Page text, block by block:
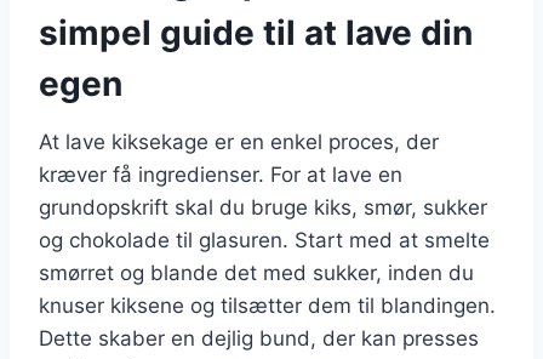
simpel guide til at lave din
egen
At lave kiksekage er en enkel proces, der
kræver få ingredienser. For at lave en
grundopskrift skal du bruge kiks, smør, sukker
og chokolade til glasuren. Start med at smelte
smørret og blande det med sukker, inden du
knuser kiksene og tilsætter dem til blandingen.
Dette skaber en dejlig bund, der kan presses